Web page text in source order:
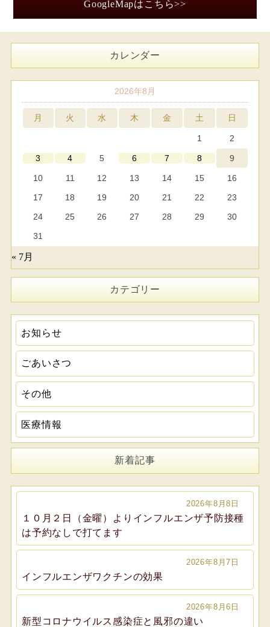
GoogleMapはこちら>>
カレンダー
2026年8月
月 火 水 木 金 土 日
1 2
3 4 5 6 7 8 9
10 11 12 13 14 15
16
17
18 19 20 21 22
23
24
25 26 27 28 29
30
31
« 7月
カテゴリー
お知らせ
ごあいさつ
その他
医療情報
新着記事
2026年8月8日
１０月２日（金曜）よりインフルエンザ予防接種
は予約なしで打てます
2026年8月7日
インフルエンザワクチンの効果
2026年8月6日
新型コロナウイルス感染症と風邪の違い